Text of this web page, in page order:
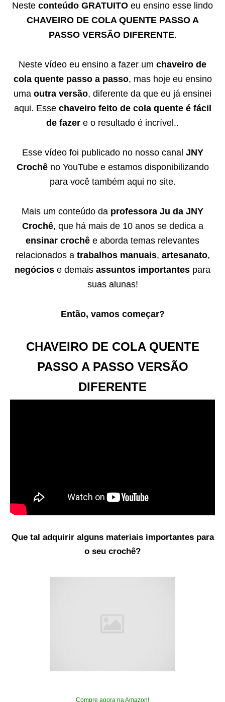
Neste conteúdo GRATUITO eu ensino esse lindo
CHAVEIRO DE COLA QUENTE PASSO A
PASSO VERSÃO DIFERENTE.
Neste vídeo eu ensino a fazer um chaveiro de
cola quente passo a passo, mas hoje eu ensino
uma outra versão, diferente da que eu já ensinei
aqui. Esse chaveiro feito de cola quente é fácil
de fazer e o resultado é incrível..
Esse vídeo foi publicado no nosso canal JNY
Crochêno YouTube e estamos disponibilizando
para você também aqui no site.
Mais um conteúdo da professora Ju da JNY
Crochê, que há mais de 10 anos se dedica a
ensinar crochê e aborda temas relevantes
relacionados a trabalhos manuais, artesanato,
negócios e demais assuntos importantes para
suas alunas!
Então, vamos começar?
CHAVEIRO DE COLA QUENTE
PASSO A PASSO VERSÃO
DIFERENTE
Que tal adquirir alguns materiais importantes para
o seu crochê?
Compre agora na Amazon!